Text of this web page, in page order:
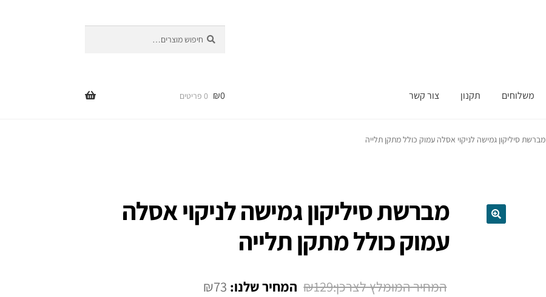
עבור:
משלוחים תקנון צור קשר ₪0 0 פריטים
מברשת סיליקון גמישה לניקוי אסלה עמוק כולל מתקן תלייה
מברשת סיליקון גמישה לניקוי אסלה
עמוק כולל מתקן תלייה
₪129
המחיר
₪73 המחיר